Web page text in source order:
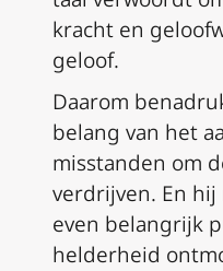
kracht en
geloof.
Daarom
belang van het
misstanden om
verdrijven. En
even belangrijk
helderheid